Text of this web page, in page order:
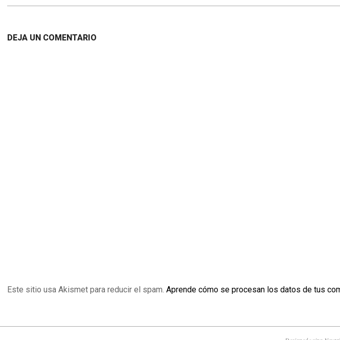
DEJA UN COMENTARIO
Este sitio usa Akismet para reducir el spam. Aprende cómo se procesan los datos de tus